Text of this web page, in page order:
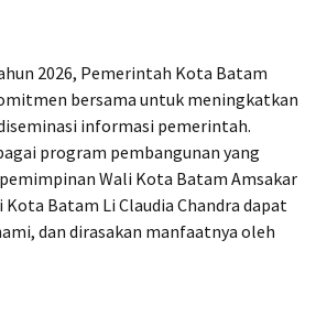
2026, Pemerintah Kota Batam
bersama untuk meningkatkan
informasi pemerintah.
program pembangunan yang
Wali Kota Batam Amsakar
Kota Batam Li Claudia Chandra dapat
dan dirasakan manfaatnya oleh